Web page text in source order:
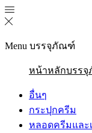
Menu บรรจุภัณฑ์
หน้าหลักบรร
อื่นๆ
กระปุกครีม
หลอดครีมและ